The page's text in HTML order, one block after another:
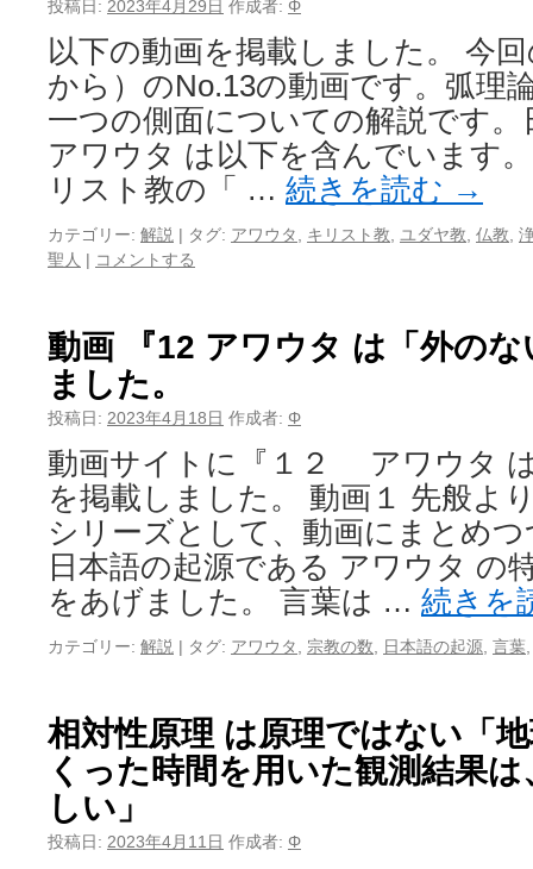
投稿日: 2023年4月29日 作成者: Φ
以下の動画を掲載しました。 今
から）のNo.13の動画です。弧理
一つの側面についての解説です
アワウタ は以下を含んでいます
リスト教の「 … 続きを読む →
カテゴリー: 解説 | タグ: アワウタ キリスト教 ユダヤ教 仏教
聖人 | コメントする
動画 『12 アワウタ は「外の
ました。
投稿日: 2023年4月18日 作成者: Φ
動画サイトに『１２ アワウタ
を掲載しました。 動画１ 先般よ
シリーズとして、動画にまとめ
日本語の起源である アワウタ の
をあげました。 言葉は … 続きを
カテゴリー: 解説 | タグ: アワウタ 宗教の数 日本語の起源 言葉
相対性原理 は原理ではない「
くった時間を用いた観測結果
しい」
投稿日: 2023年4月11日 作成者: Φ